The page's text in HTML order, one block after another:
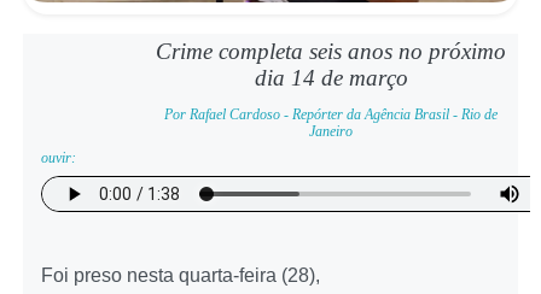
Crime completa seis anos no próximo
dia 14 de março
Por Rafael Cardoso - Repórter da Agência Brasil - Rio de
Janeiro
ouvir:
Foi preso nesta quarta-feira (28),